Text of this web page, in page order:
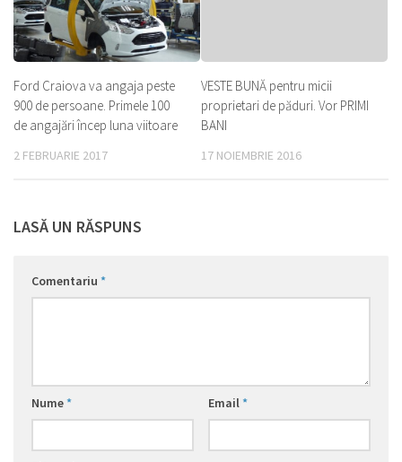
Ford Craiova va angaja peste
900 de persoane. Primele 100
de angajări încep luna viitoare
2 FEBRUARIE 2017
VESTE BUNĂ pentru micii
proprietari de păduri. Vor PRIMI
BANI
17 NOIEMBRIE 2016
LASĂ UN RĂSPUNS
Comentariu *
Nume* Email*